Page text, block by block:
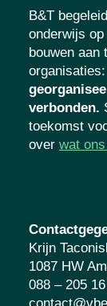
B&T
onderwijs
bouwen aan
organisaties:
verbonden.
toekomst
over wat
Krijn
1087 HW
088 – 205